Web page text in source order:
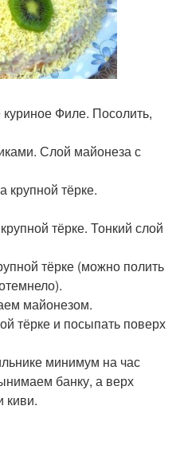
Филе. Посолить,
Слой майонеза с
крупной тёрке.
тёрке. Тонкий слой
тёрке (можно полить
майонезом.
тёрке и посыпать поверх
минимум на час
банку, а верх
киви.